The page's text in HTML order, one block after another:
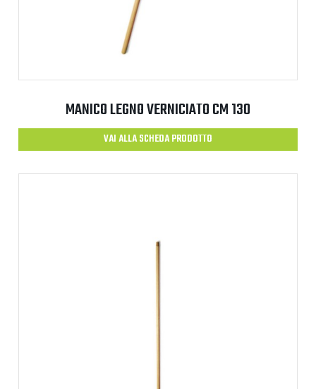
MANICO LEGNO VERNICIATO CM 130
VAI ALLA SCHEDA PRODOTTO